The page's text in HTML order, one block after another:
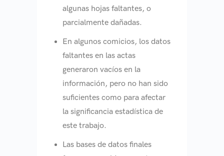
algunas hojas faltantes, o
parcialmente dañadas.
En algunos comicios, los datos
faltantes en las actas
generaron vacíos en la
información, pero no han sido
suficientes como para afectar
la significancia estadística de
este trabajo.
Las bases de datos finales